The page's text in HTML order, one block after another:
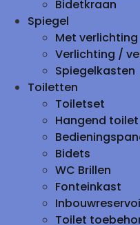
Bidetkraan
Spiegel
Met verlichting
Verlichting /
Spiegelkasten
Toiletten
Toiletset
Hangend toilet
Bidets
WC Brillen
Fonteinkast
Toilet